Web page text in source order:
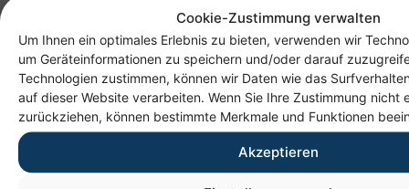
Cookie-Zustimmung verwalten
Um Ihnen ein optimales Erlebnis zu bieten, verwenden wir
um Geräteinformationen zu speichern und/oder darauf
Technologien zustimmen, können wir Daten wie das
auf dieser Website verarbeiten. Wenn Sie Ihre Zustimmung nicht
zurückziehen, können bestimmte Merkmale und Funktionen
Akzeptieren
vorbereitetes Gericht pro Woche kann den Alltag
spürbar erleichtern.
GEMEINSAM. SOZIAL. ENGAGIERT.